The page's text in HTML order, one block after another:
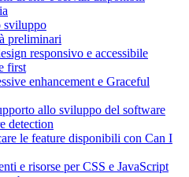
sviluppo
preliminari
responsivo e accessibile
first
enhancement e Graceful
allo sviluppo del software
detection
le feature disponibili con Can I
e risorse per CSS e JavaScript